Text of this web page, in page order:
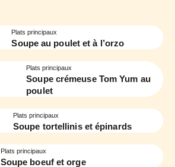
Plats principaux
Soupe au poulet et à l’orzo
Plats principaux
Soupe crémeuse Tom Yum au
poulet
Plats principaux
Soupe tortellinis et épinards
Plats principaux
Soupe boeuf et orge